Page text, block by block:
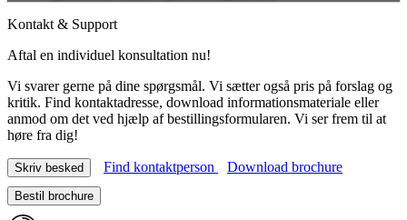
Kontakt & Support
Aftal en individuel konsultation nu!
Vi svarer gerne på dine spørgsmål. Vi sætter også pris på forslag og
kritik. Find kontaktadresse, download informationsmateriale eller
anmod om det ved hjælp af bestillingsformularen. Vi ser frem til at
høre fra dig!
Skriv besked Find kontaktperson Download brochure
Bestil brochure